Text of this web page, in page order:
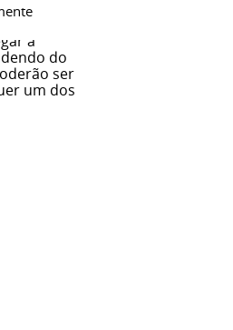
público
a
do
ser
um dos